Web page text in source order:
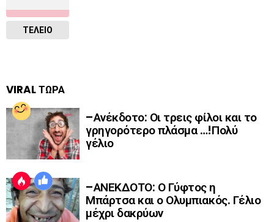
ΤΕΛΕΙΟ
VIRAL ΤΩΡΑ
–Ανέκδοτο: Οι τρεις φίλοι και το
γρηγορότερο πλάσμα …!Πολύ
γέλιο
–ΑΝΕΚΔΟΤΟ: Ο Γύφτος η
Μπάρτσα και ο Ολυμπιακός. Γέλιο
μέχρι δακρύων